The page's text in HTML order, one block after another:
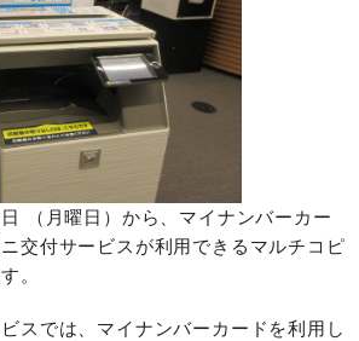
（月曜日）から、マイナンバーカー
交付サービスが利用できるマルチコピ
。
スでは、マイナンバーカードを利用し